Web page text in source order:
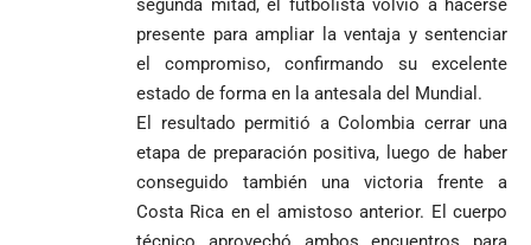
segunda mitad, el futbolista volvió a hacerse
presente para ampliar la ventaja y sentenciar
el compromiso, confirmando su excelente
estado de forma en la antesala del Mundial.
El resultado permitió a Colombia cerrar una
etapa de preparación positiva, luego de haber
conseguido también una victoria frente a
Costa Rica en el amistoso anterior. El cuerpo
criminales
la salud en
Colombia